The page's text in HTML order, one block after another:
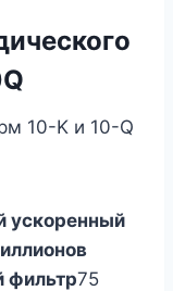
10-K и 10-Q
ускоренный
фильтр75